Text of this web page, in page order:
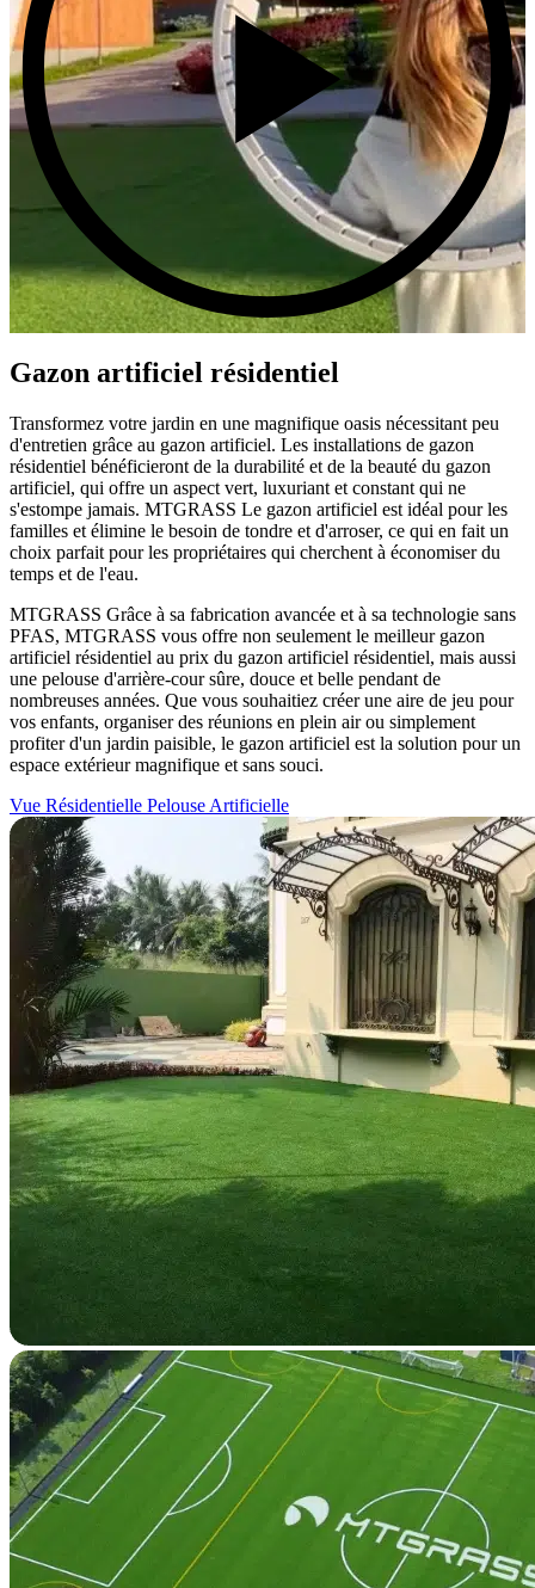
Gazon artificiel résidentiel
Transformez votre jardin en une magnifique oasis nécessitant peu
d'entretien grâce au gazon artificiel. Les installations de gazon
résidentiel bénéficieront de la durabilité et de la beauté du gazon
artificiel, qui offre un aspect vert, luxuriant et constant qui ne
s'estompe jamais. MTGRASS Le gazon artificiel est idéal pour les
familles et élimine le besoin de tondre et d'arroser, ce qui en fait un
choix parfait pour les propriétaires qui cherchent à économiser du
temps et de l'eau.
MTGRASS Grâce à sa fabrication avancée et à sa technologie sans
PFAS, MTGRASS vous offre non seulement le meilleur gazon
artificiel résidentiel au prix du gazon artificiel résidentiel, mais aussi
une pelouse d'arrière-cour sûre, douce et belle pendant de
nombreuses années. Que vous souhaitiez créer une aire de jeu pour
vos enfants, organiser des réunions en plein air ou simplement
profiter d'un jardin paisible, le gazon artificiel est la solution pour un
espace extérieur magnifique et sans souci.
Vue Résidentielle Pelouse Artificielle